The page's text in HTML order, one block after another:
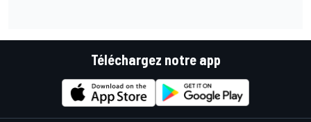
Téléchargez notre app